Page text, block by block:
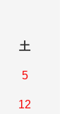
土
5
12